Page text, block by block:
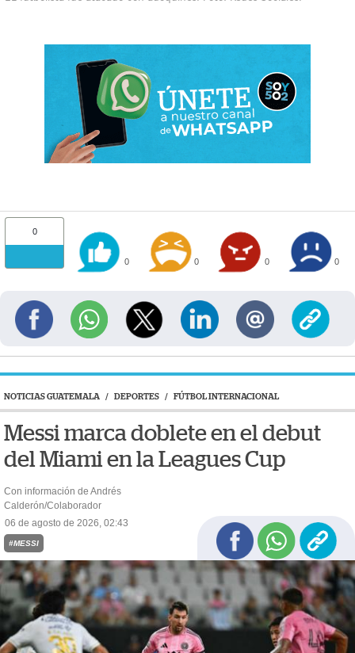
0
0 0 0 0
NOTICIAS GUATEMALA / DEPORTES / FÚTBOL INTERNACIONAL
Messi marca doblete en el debut
del Miami en la Leagues Cup
Con información de Andrés
Calderón/Colaborador
06 de agosto de 2026, 02:43
#MESSI